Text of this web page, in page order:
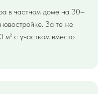
в частном доме на 30–
За те же
м² с участком вместо